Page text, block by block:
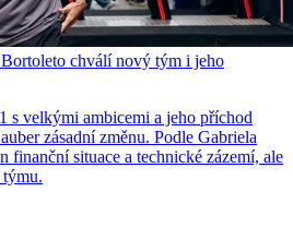
chválí nový tým i jeho
s velkými ambicemi a jeho příchod
zásadní změnu. Podle Gabriela
finanční situace a technické zázemí, ale
týmu.